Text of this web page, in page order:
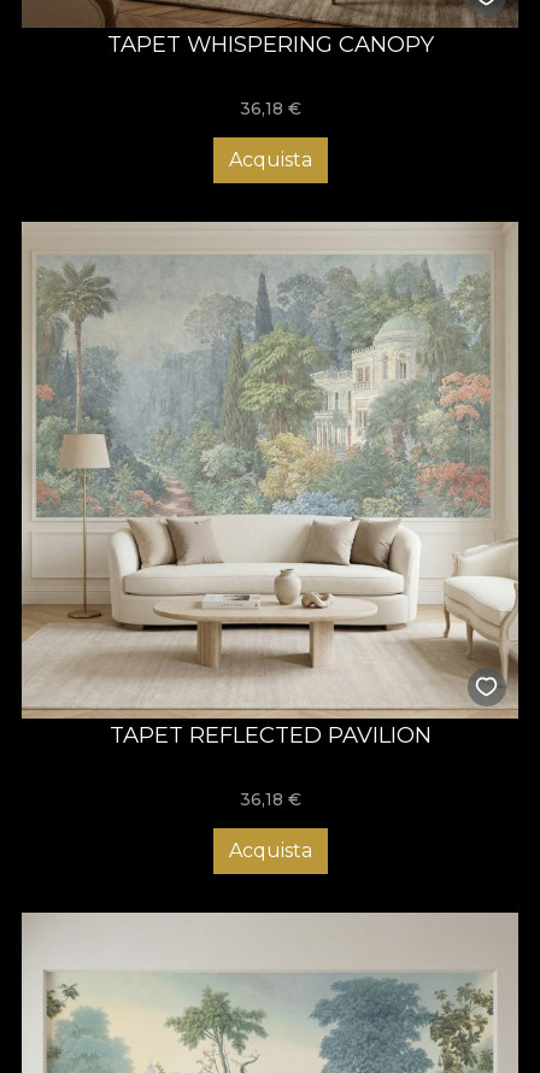
TAPET WHISPERING CANOPY
36,18 €
Acquista
TAPET REFLECTED PAVILION
36,18 €
Acquista